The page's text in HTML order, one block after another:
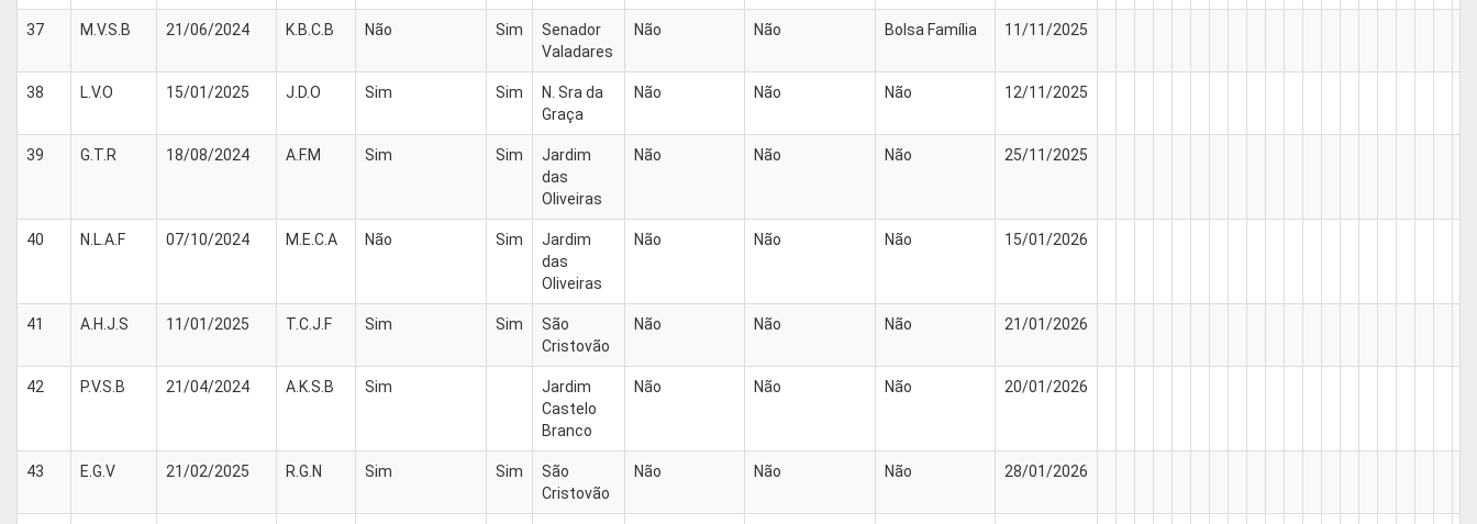
37 M.V.S.B 21/06/2024 K.B.C.B Não Sim
Senador
Valadares
Não Não Bolsa Família 11/11/2025
38 L.V.O 15/01/2025 J.D.O Sim Sim
N. Sra da
Graça
Não Não Não 12/11/2025
39 G.T.R 18/08/2024 A.F.M Sim Sim
Jardim
das
Oliveiras
Não Não Não 25/11/2025
40 N.L.A.F 07/10/2024 M.E.C.A Não Sim
Jardim
das
Oliveiras
Não Não Não 15/01/2026
41 A.H.J.S 11/01/2025 T.C.J.F Sim Sim
São
Cristovão
Não Não Não 21/01/2026
42 P.V.S.B 21/04/2024 A.K.S.B Sim
Jardim
Castelo
Branco
Não Não Não 20/01/2026
43 E.G.V 21/02/2025 R.G.N Sim Sim
São
Cristovão
Não Não Não 28/01/2026